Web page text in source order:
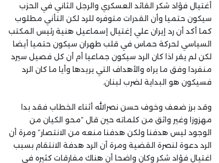
أغتيال فؤاد شكر القائد العسكري والرجل الثاني في الحزب
سيكون حتميا وأن القدرات متوفره للرد لكن التأني مطلوب
كما أكد أن رد إيران علي إغتيال إسماعيل هنية رئيس المكتب
السياسي لحركة حماس في قلب طهران سيكون حتميا أيضا
لكن لم يقر اذا كان الرد سيكون جماعيا أم أن كل فصيل سيرد
منفردا وفق ما يراه والأهداف التي يريدها وأيا ما كان الرد
فسيكون هو البداية لضرب لبنان.
وقد برز ضعف وخوف حسن نصرالله أثناء الخطاب فقد بدا
مهزوزا وغير واثق من كلماته حين قال “محو الكيان من
الوجود ليس هدفنا ولكن هدفنا منعه من الانتصار” ومرة أن
الرد دعوة لنصرة القضية ومرة أن الرد هدفة الانتقام بسبب
اغتيال فؤاد شكر وكان واضحا أن هناك مفارقات كثيره في